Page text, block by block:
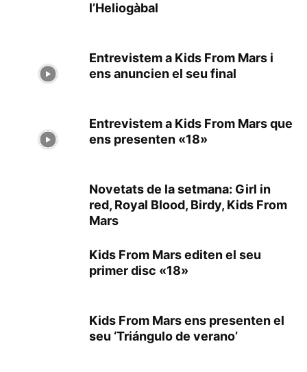
l’Heliogàbal
Entrevistem a Kids From Mars i
ens anuncien el seu final
Entrevistem a Kids From Mars que
ens presenten «18»
Novetats de la setmana: Girl in
red, Royal Blood, Birdy, Kids From
Mars
Kids From Mars editen el seu
primer disc «18»
Kids From Mars ens presenten el
seu ‘Triángulo de verano’